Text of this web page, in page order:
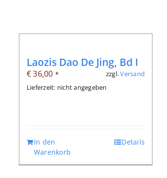
Laozis Dao De Jing, Bd I
€36,00 * zzgl.Versand
Lieferzeit: nicht angegeben
In den
Warenkorb
Details